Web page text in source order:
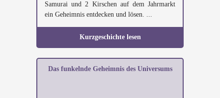
Samurai und 2 Kirschen auf dem Jahrmarkt
ein Geheimnis entdecken und lösen. ...
Kurzgeschichte lesen
Das funkelnde Geheimnis des Universums